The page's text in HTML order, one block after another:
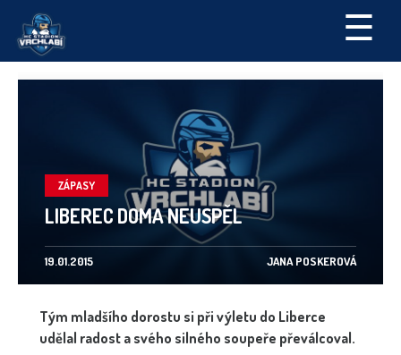
☰
ZÁPASY
LIBEREC DOMA NEUSPĚL
19.01.2015 JANA POSKEROVÁ
Tým mladšího dorostu si při výletu do Liberce
udělal radost a svého silného soupeře převálcoval.